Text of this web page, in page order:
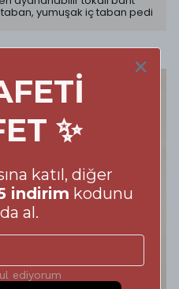
taban, yumuşak iç taban pedi
✨
katıl, diğer
indirim kodunu
al.
ediyorum